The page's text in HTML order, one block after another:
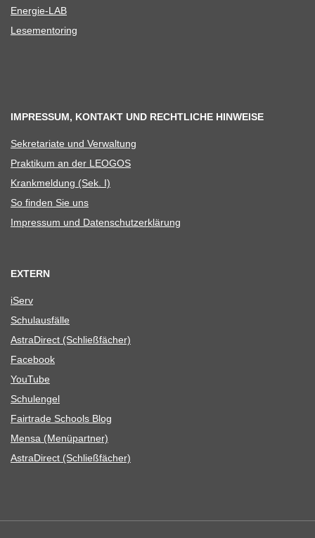
Ener­­gie-LAB
Lese­men­to­ring
IMPRESSUM, KONTAKT UND RECHTLICHE HINWEISE
Sekre­ta­riate und Verwaltung
Prak­ti­kum an der LEOGOS
Krank­mel­dung (Sek. I)
So fin­den Sie uns
Impres­sum und Datenschutzerklärung
EXTERN
iServ
Schul­aus­fälle
Astra­Di­rect (Schließ­fä­cher)
Face­book
You­Tube
Schul­en­gel
Fair­trade Schools Blog
Mensa (Menü­part­ner)
Astra­Di­rect (Schließ­fä­cher)